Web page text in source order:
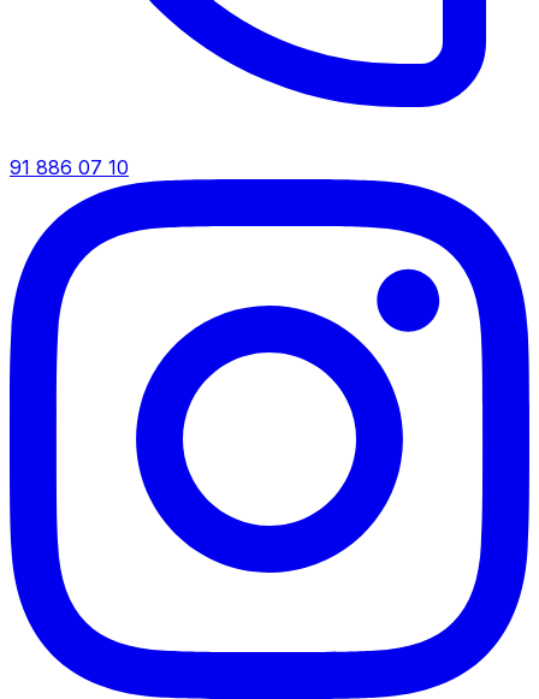
91 886 07 10